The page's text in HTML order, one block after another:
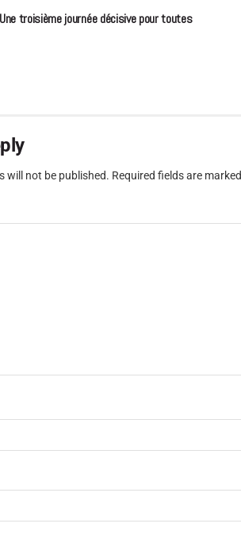
troisième journée décisive pour toutes
will not be published. Required fields are marked